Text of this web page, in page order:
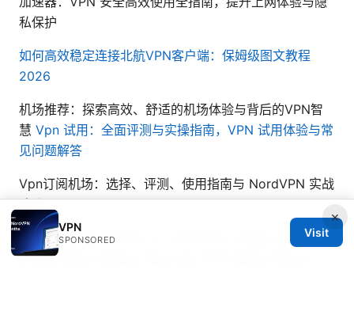
私保护
如何高效稳定连接北航VPN客户端：保姆级图文教程
2026
机场推荐：探索高效、舒适的机场体验与背后的VPN智
慧 Vpn 试用：全面评测与实操指南，VPN 试用体验与常
见问题解答
Vpn订阅机场：选择、评测、使用指南与 NordVPN 实战
建议
Nordlynx no internet fix connection issues get back
online: Quick Guide, Tips, and VPN Safety Facts
×
VPN
SPONSORED
Visit